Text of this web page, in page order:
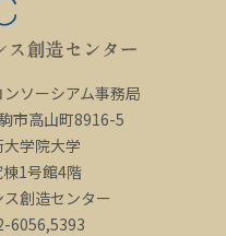
ソーシアム事務局
市高山町8916-5
学院大学
1号館4階
創造センター